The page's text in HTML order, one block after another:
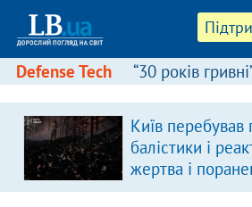
Defense Tech “30 років
Київ перебував
балістики і
жертва і